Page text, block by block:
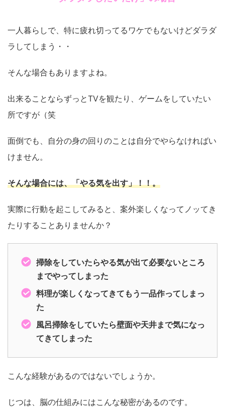
一人暮らしで、特に疲れ切ってるワケでもないけどダラダ
ラしてしまう・・
そんな場合もありますよね。
出来ることならずっとTVを観たり、ゲームをしていたい
所ですが（笑
面倒でも、自分の身の回りのことは自分でやらなければい
けません。
そんな場合には、「やる気を出す」！！。
実際に行動を起こしてみると、案外楽しくなってノッてき
たりすることありませんか？
掃除をしていたらやる気が出て必要ないところ
までやってしまった
料理が楽しくなってきてもう一品作ってしまっ
た
風呂掃除をしていたら壁面や天井まで気になっ
てきてしまった
こんな経験があるのではないでしょうか。
じつは、脳の仕組みにはこんな秘密があるのです。